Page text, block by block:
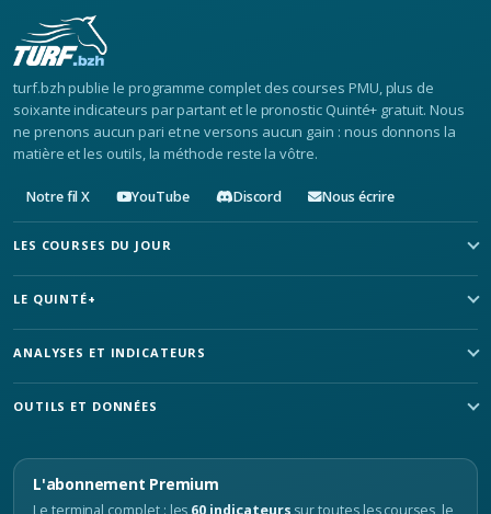
turf.bzh publie le programme complet des courses PMU, plus de
soixante indicateurs par partant et le pronostic Quinté+ gratuit. Nous
ne prenons aucun pari et ne versons aucun gain : nous donnons la
matière et les outils, la méthode reste la vôtre.
Notre fil X YouTube Discord Nous écrire
LES COURSES DU JOUR
LE QUINTÉ+
ANALYSES ET INDICATEURS
OUTILS ET DONNÉES
L'abonnement Premium